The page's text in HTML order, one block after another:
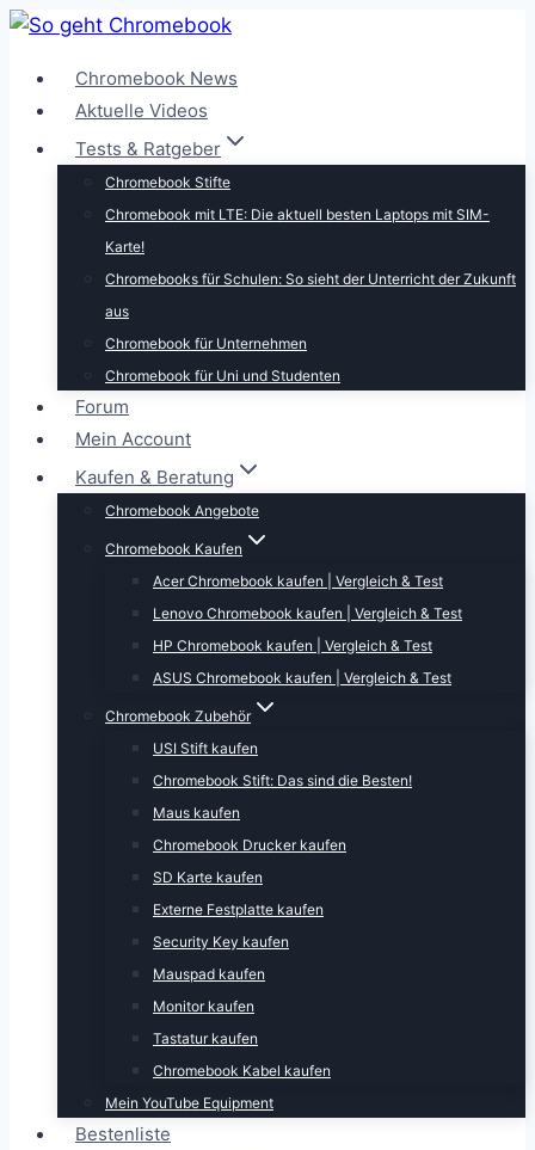
Zum
springenChromebook News
Aktuelle Videos
Tests & Ratgeber
Chromebook Stifte
Chromebook mit LTE: Die aktuell besten Laptops mit SIM-
Karte!
Chromebooks für Schulen: So sieht der Unterricht der Zukunft
aus
Chromebook für Unternehmen
Chromebook für Uni und Studenten
Forum
Mein Account
Kaufen & Beratung
Chromebook Angebote
Chromebook Kaufen
Acer Chromebook kaufen | Vergleich & Test
Lenovo Chromebook kaufen | Vergleich & Test
HP Chromebook kaufen | Vergleich & Test
ASUS Chromebook kaufen | Vergleich & Test
Chromebook Zubehör
USI Stift kaufen
Chromebook Stift: Das sind die Besten!
Maus kaufen
Chromebook Drucker kaufen
SD Karte kaufen
Externe Festplatte kaufen
Security Key kaufen
Mauspad kaufen
Monitor kaufen
Tastatur kaufen
Chromebook Kabel kaufen
Mein YouTube Equipment
Bestenliste